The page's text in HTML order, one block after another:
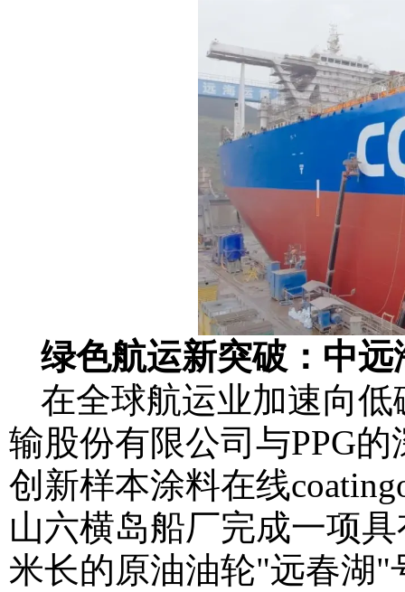
绿色航运新突破：中
在全球航运业加速向
输股份有限公司与PPG
创新样本涂料在线
山六横岛船厂完成一项
米长的原油油轮"远春湖"